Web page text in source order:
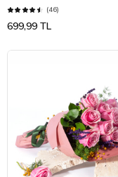
(46)
699,99 TL